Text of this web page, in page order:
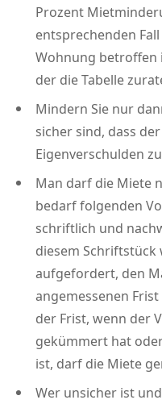
Prozent
entsprechenden
Wohnung betroffen
der die Tabelle
Mindern Sie nur
sicher sind, dass
Eigenverschulden
Man darf die Miete
bedarf folgenden
schriftlich und
diesem
aufgefordert, den
angemessenen
der Frist, wenn der
gekümmert hat
ist, darf die Miete
Wer unsicher ist